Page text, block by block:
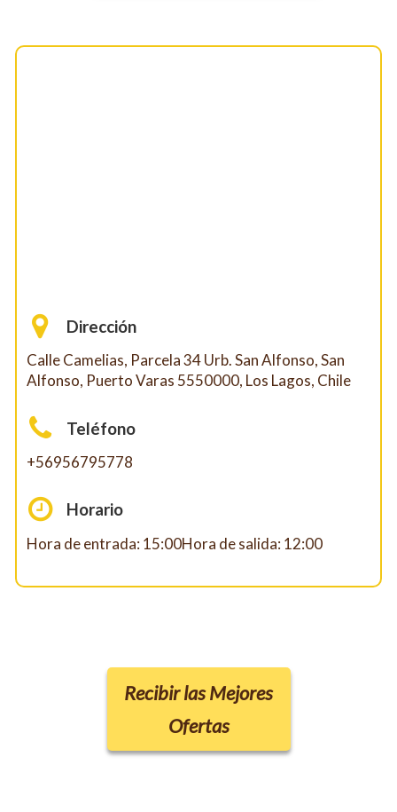
Dirección
Calle Camelias, Parcela 34 Urb. San Alfonso, San
Alfonso, Puerto Varas 5550000, Los Lagos, Chile
Teléfono
+56956795778
Horario
Hora de entrada: 15:00Hora de salida: 12:00
Recibir las Mejores
Ofertas